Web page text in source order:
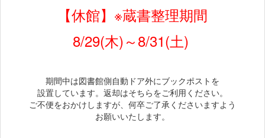
【休館】※蔵書整理期間
8/29(木)～8/31(土)
期間中は図書館側自動ドア外にブックポストを
設置しています。返却はそちらをご利用ください。
ご不便をおかけしますが、何卒ご了承くださいますよう
お願いいたします。